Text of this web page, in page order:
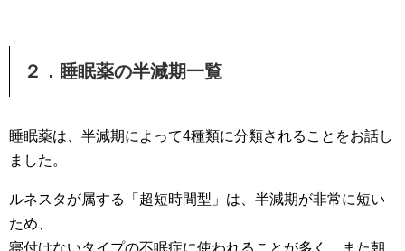
２．睡眠薬の半減期一覧
睡眠薬は、半減期によって4種類に分類されることをお話し
ました。
ルネスタが属する「超短時間型」は、半減期が非常に短い
ため、
寝付けないタイプの不眠症に使われることが多く、また朝